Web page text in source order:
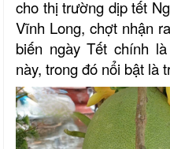
cho thị trường dịp tết
Vĩnh Long, chợt nhận
biến ngày Tết chính
này, trong đó nổi bật là